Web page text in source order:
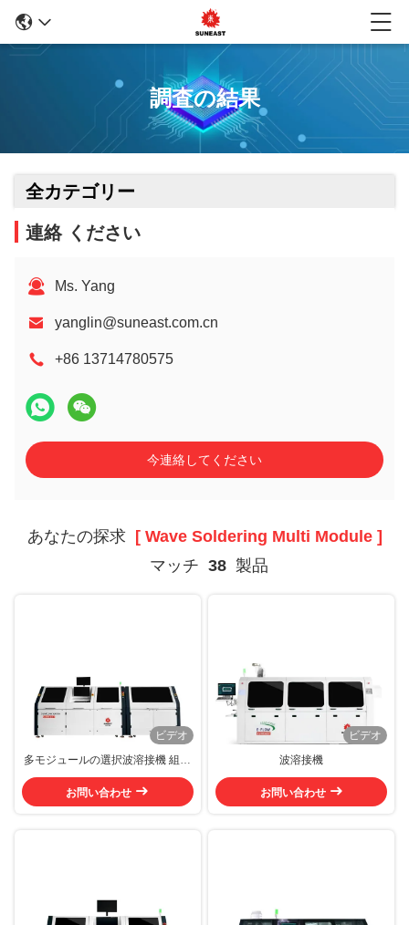
調査の結果
全カテゴリー
連絡 ください
Ms. Yang
yanglin@suneast.com.cn
+86 13714780575
今連絡してください
あなたの探求[ Wave Soldering Multi Module ]
マッチ 38 製品
ビデオ
多モジュールの選択波溶接機 組み
合わせた選択波溶接機
お問い合わせ
ビデオ
波溶接機
お問い合わせ